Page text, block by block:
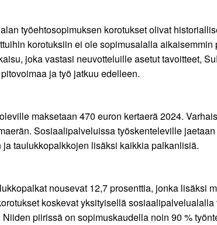
työehtosopimuksen korotukset olivat
korotuksiin ei ole sopimusalalla
joka vastasi neuvotteluille asetut tavoitteet,
ja työ jatkuu edelleen.
maksetaan 470 euron kertaerä 2024.
Sosiaalipalveluissa työskenteleville
taulukkopalkkojen lisäksi kaikkia palkanlisiä.
nousevat 12,7 prosenttia, jonka lisäksi
koskevat yksityisellä
piirissä on sopimuskaudella noin 90 %